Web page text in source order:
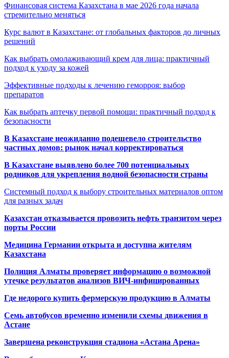
Финансовая система Казахстана в мае 2026 года начала
стремительно меняться
Курс валют в Казахстане: от глобальных факторов до личных
решений
Как выбрать омолаживающий крем для лица: практичный
подход к уходу за кожей
Эффективные подходы к лечению геморроя: выбор
препаратов
Как выбрать аптечку первой помощи: практичный подход к
безопасности
В Казахстане неожиданно подешевело строительство
частных домов: рынок начал корректироваться
В Казахстане выявлено более 700 потенциальных
родников для укрепления водной безопасности страны
Системный подход к выбору строительных материалов оптом
для разных задач
Казахстан отказывается провозить нефть транзитом через
порты России
Медицина Германии открыта и доступна жителям
Казахстана
Полиция Алматы проверяет информацию о возможной
утечке результатов анализов ВИЧ-инфицированных
Где недорого купить фермерскую продукцию в Алматы
Семь автобусов временно изменили схемы движения в
Астане
Завершена реконструкция стадиона «Астана Арена»